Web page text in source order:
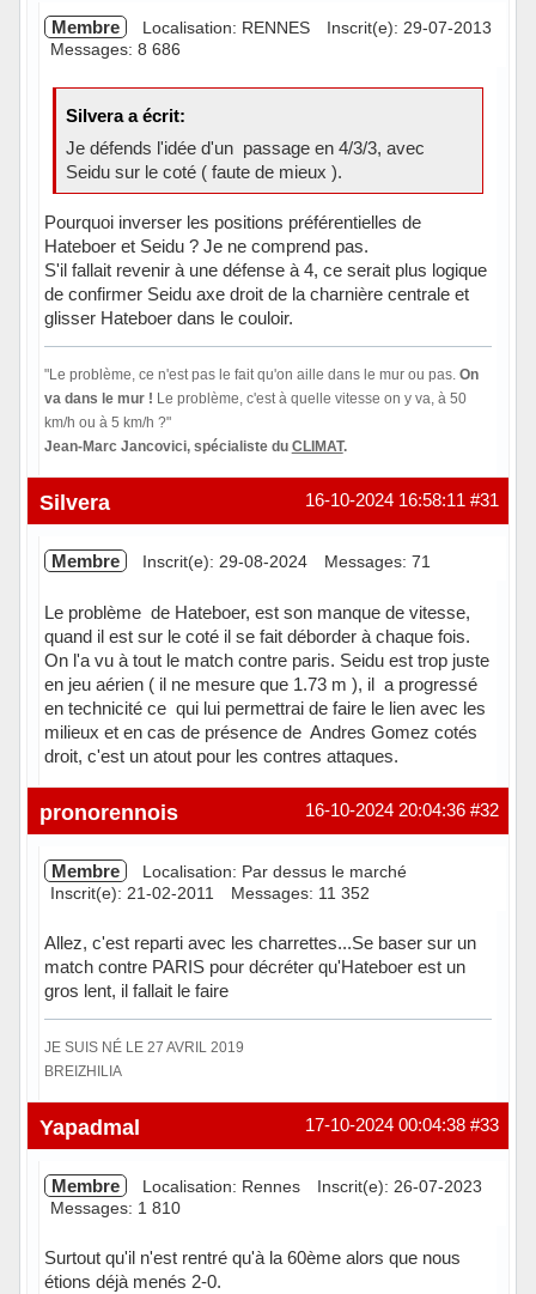
Membre Localisation: RENNES
Inscrit(e): 29-07-2013
Messages: 8 686
Silvera a écrit:
Je défends l'idée d'un passage en 4/3/3, avec
Seidu sur le coté ( faute de mieux ).
Pourquoi inverser les positions préférentielles de
Hateboer et Seidu ? Je ne comprend pas.
S'il fallait revenir à une défense à 4, ce serait plus logique
de confirmer Seidu axe droit de la charnière centrale et
glisser Hateboer dans le couloir.
"Le problème, ce n'est pas le fait qu'on aille dans le mur ou pas. On
va dans le mur ! Le problème, c'est à quelle vitesse on y va, à 50
km/h ou à 5 km/h ?"
Jean-Marc Jancovici, spécialiste du CLIMAT.
Hors ligne #31
16-10-2024 16:58:11
Silvera
Membre Inscrit(e): 29-08-2024 Messages: 71
Le problème de Hateboer, est son manque de vitesse,
quand il est sur le coté il se fait déborder à chaque fois.
On l'a vu à tout le match contre paris. Seidu est trop juste
en jeu aérien ( il ne mesure que 1.73 m ), il a progressé
en technicité ce qui lui permettrai de faire le lien avec les
milieux et en cas de présence de Andres Gomez cotés
droit, c'est un atout pour les contres attaques.
Hors ligne #32
16-10-2024 20:04:36
pronorennois
Membre
Localisation: Par dessus le marché
Inscrit(e): 21-02-2011
Messages: 11 352
Allez, c'est reparti avec les charrettes...Se baser sur un
match contre PARIS pour décréter qu'Hateboer est un
gros lent, il fallait le faire
JE SUIS NÉ LE 27 AVRIL 2019
BREIZHILIA
Hors ligne #33
17-10-2024 00:04:38
Yapadmal
Membre Localisation: Rennes
Inscrit(e): 26-07-2023
Messages: 1 810
Surtout qu'il n'est rentré qu'à la 60ème alors que nous
étions déjà menés 2-0.